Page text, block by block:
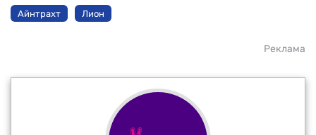
Айнтрахт Лион
Реклама